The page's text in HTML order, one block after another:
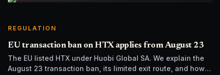
REGULATION
EU transaction ban on HTX applies from August 23
The EU listed HTX under Huobi Global SA. We explain the
August 23 transaction ban, its limited exit route, and how it